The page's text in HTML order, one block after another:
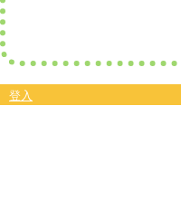
登入